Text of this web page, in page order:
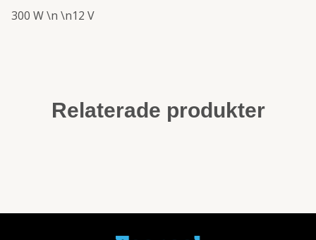
300 W \n \n12 V
Relaterade produkter